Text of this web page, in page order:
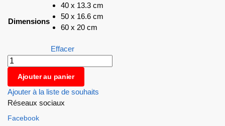
Dimensions
40 x 13.3 cm
50 x 16.6 cm
60 x 20 cm
Effacer
Ajouter au panier
Ajouter à la liste de souhaits
Réseaux sociaux
Facebook